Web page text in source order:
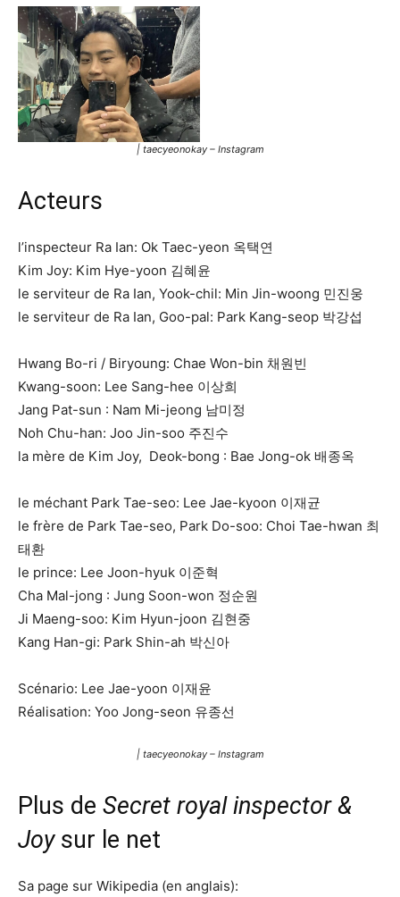
| taecyeonokay – Instagram
Acteurs
l’inspecteur Ra Ian: Ok Taec-yeon 옥택연
Kim Joy: Kim Hye-yoon 김혜윤
le serviteur de Ra Ian, Yook-chil: Min Jin-woong 민진웅
le serviteur de Ra Ian, Goo-pal: Park Kang-seop 박강섭
Hwang Bo-ri / Biryoung: Chae Won-bin 채원빈
Kwang-soon: Lee Sang-hee 이상희
Jang Pat-sun : Nam Mi-jeong 남미정
Noh Chu-han: Joo Jin-soo 주진수
la mère de Kim Joy, Deok-bong : Bae Jong-ok 배종옥
le méchant Park Tae-seo: Lee Jae-kyoon 이재균
le frère de Park Tae-seo, Park Do-soo: Choi Tae-hwan 최
태환
le prince: Lee Joon-hyuk 이준혁
Cha Mal-jong : Jung Soon-won 정순원
Ji Maeng-soo: Kim Hyun-joon 김현중
Kang Han-gi: Park Shin-ah 박신아
Scénario: Lee Jae-yoon 이재윤
Réalisation: Yoo Jong-seon 유종선
| taecyeonokay – Instagram
Plus de Secret royal inspector &
Joysur le net
Sa page sur Wikipedia (en anglais):